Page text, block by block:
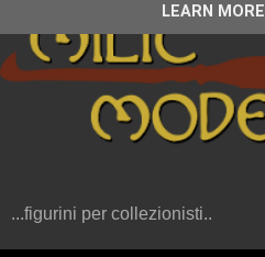
...figurini per collezionisti..
LEARN MORE